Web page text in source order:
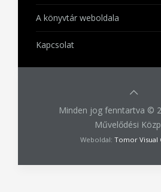
A könyvtár weboldala
Kapcsolat
Minden jog fenntartva ©
Művelődési
Weboldal: Tomor Visual